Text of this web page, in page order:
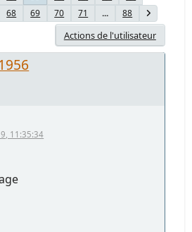
68 69 70 71 ... 88
Actions de l'utilisateur
11:35:34